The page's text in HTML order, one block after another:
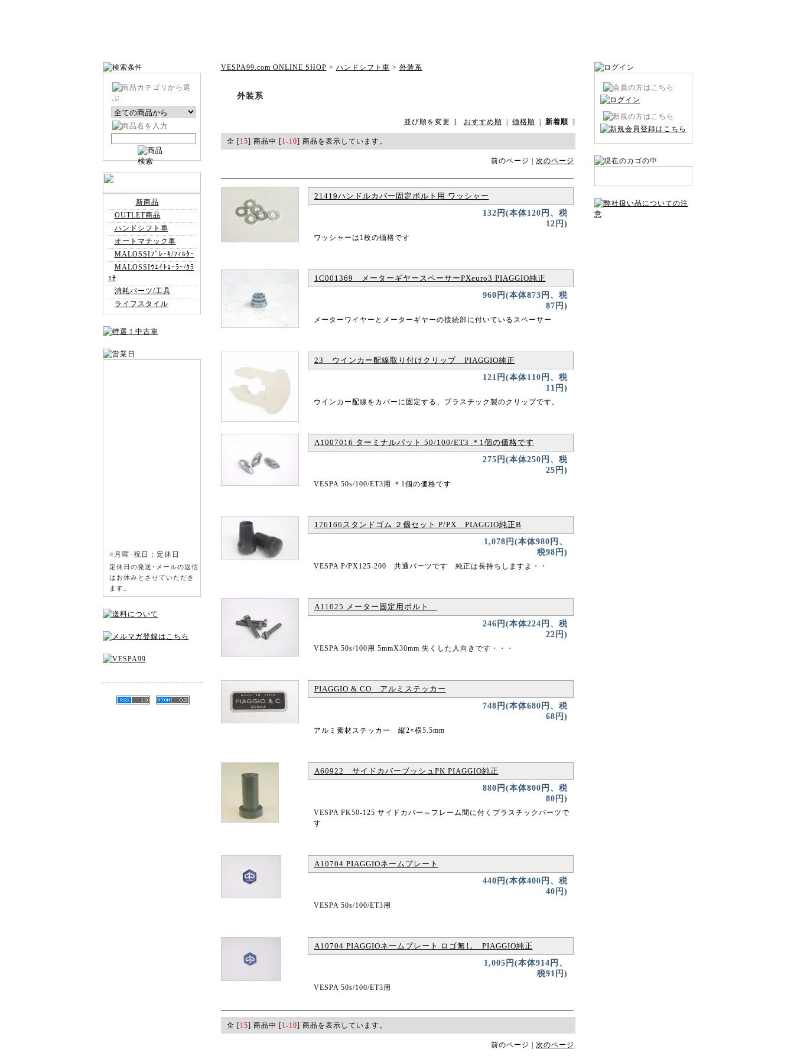
新商品
OUTLET商品
ハンドシフト車
オートマチック車
MALOSSIﾌﾞﾚｰｷ/ﾌｨﾙﾀｰ
MALOSSIｳｴｲﾄﾛｰﾗｰ/ｸﾗ
ｯﾁ
消耗パーツ/工具
ライフスタイル
■ 月曜･祝日：定休日
定休日の発送･メールの返信
はお休みとさせていただき
ます。
VESPA99.com ONLINE SHOP > ハンドシフト車 > 外装系
外装系
並び順を変更 [ おすすめ順 価格順 新着順 ]
全 [15] 商品中 [1-10] 商品を表示しています。
前のページ | 次のページ
21419ハンドルカバー固定ボルト用 ワッシャー
132円(本体120円、税
12円)
ワッシャーは1枚の価格です
1C001369 メーターギヤースペーサーPXeuro3 PIAGGIO純正
960円(本体873円、税
87円)
メーターワイヤーとメーターギヤーの接続部に付いているスペーサー
23 ウインカー配線取り付けクリップ PIAGGIO純正
121円(本体110円、税
11円)
ウインカー配線をカバーに固定する、プラスチック製のクリップです。
A1007016 ターミナルパット 50/100/ET3 ＊1個の価格です
275円(本体250円、税
25円)
VESPA 50s/100/ET3用 ＊1個の価格です
176166スタンドゴム ２個セット P/PX PIAGGIO純正B
1,078円(本体980円、
税98円)
VESPA P/PX125-200 共通パーツです 純正は長持ちしますよ・・
A11025 メーター固定用ボルト
246円(本体224円、税
22円)
VESPA 50s/100用 5mmX30mm 失くした人向きです・・・
PIAGGIO & CO アルミステッカー
748円(本体680円、税
68円)
アルミ素材ステッカー 縦2×横5.5mm
A60922 サイドカバーブッシュPK PIAGGIO純正
880円(本体800円、税
80円)
VESPA PK50-125 サイドカバー⇔フレーム間に付くプラスチックパーツで
す
A10704 PIAGGIOネームプレート
440円(本体400円、税
40円)
VESPA 50s/100/ET3用
A10704 PIAGGIOネームプレート ロゴ無し PIAGGIO純正
1,005円(本体914円、
税91円)
VESPA 50s/100/ET3用
全 [15] 商品中 [1-10] 商品を表示しています。
前のページ | 次のページ